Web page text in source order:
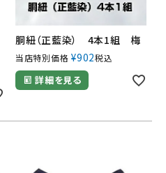
胴紐（正藍染） 4本1組 梅
当店特別価格 ¥902税込
詳細を見る